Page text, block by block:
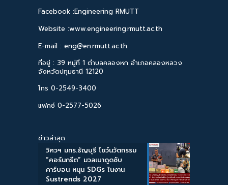
Facebook :Engineering RMUTT
Website :www.engineering.rmutt.ac.th
E-mail : eng@en.rmutt.ac.th
ที่อยู่ : 39 หมู่ที่ 1 ตำบลคลองหก อำเภอคลองหลวง
จังหวัดปทุมธานี 12120
โทร 0-2549-3400
แฟกซ์ 0-2577-5026
ข่าวล่าสุด
วิศวฯ มทร.ธัญบุรี โชว์นวัตกรรม
“คอร์นกรีต” มวลเบาดูดซับ
คาร์บอน หนุน SDGs ในงาน
Sustrends 2027